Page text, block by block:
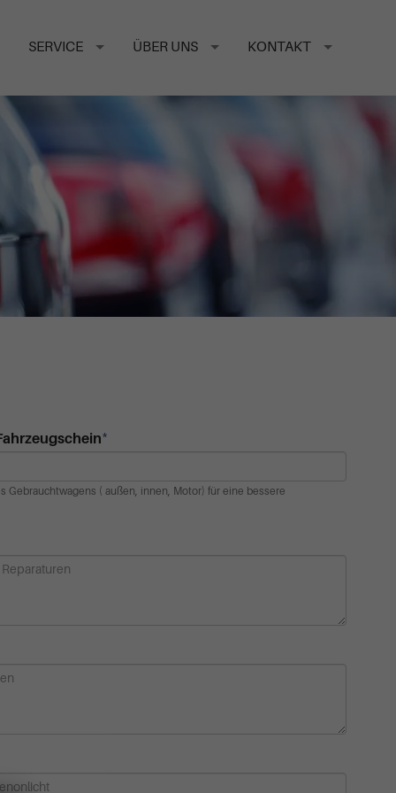
SERVICE ÜBER UNS KONTAKT
*
Gebrauchtwagens ( außen, innen, Motor) für eine bessere